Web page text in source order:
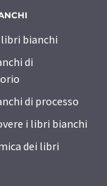
bianchi
di
di processo
i libri bianchi
dei libri